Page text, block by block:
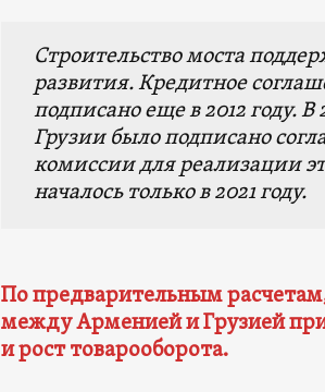
Строительство моста
развития. Кредитное
подписано еще в 2012 году.
Грузии было подписано
комиссии для реализации
началось только в 2021 году.
По предварительным
между Арменией и Грузией
ирост товарооборота.